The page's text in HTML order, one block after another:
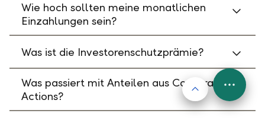
Wie hoch sollten meine monatlichen
Einzahlungen sein?
Was ist die Investorenschutzprämie?
Was passiert mit Anteilen aus Corporate
Actions?
Nach oben
FAB
Menu